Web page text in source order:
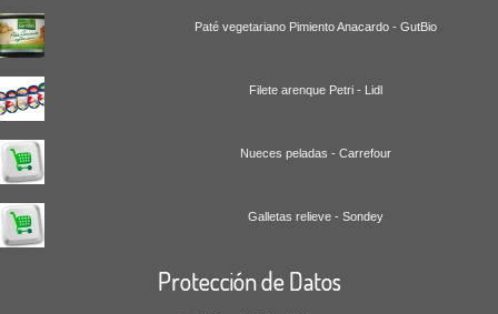
Paté vegetariano Pimiento Anacardo - GutBio
Filete arenque Petri - Lidl
Nueces peladas - Carrefour
Galletas relieve - Sondey
Protección de Datos